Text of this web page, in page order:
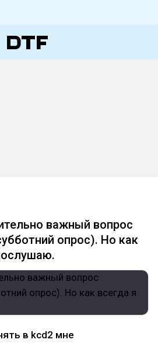
важный вопрос
опрос). Но как
в kcd2 мне